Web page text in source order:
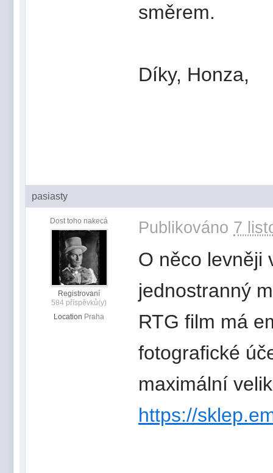
směrem.
Díky, Honza,
pasiasty
Dost toho nakecá
Registrovaní
584 příspěvků(y)
Location Praha
Publikováno 7
O něco levněji
jednostranný
RTG film má
fotografické
maximální
https://